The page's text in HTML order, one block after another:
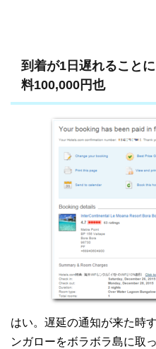
到着が1日遅れること
料100,000円也
はい。遅延の通知が来た時
ンガローをボラボラ島に取